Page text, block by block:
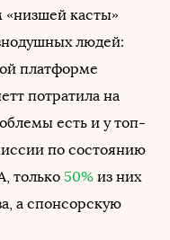
«низшей касты»
людей:
платформе
потратила на
есть и у топ-
по состоянию
только 50% из них
а спонсорскую